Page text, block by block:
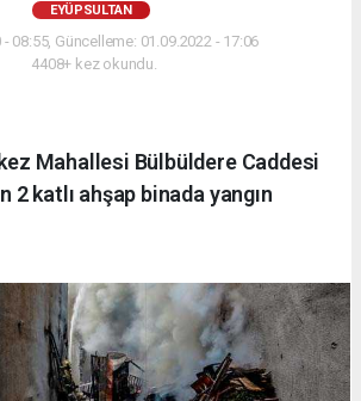
EYÜPSULTAN
- 08:55, Güncelleme: 01.09.2022 - 17:06
4408+ kez okundu.
Mahallesi Bülbüldere Caddesi
2 katlı ahşap binada yangın